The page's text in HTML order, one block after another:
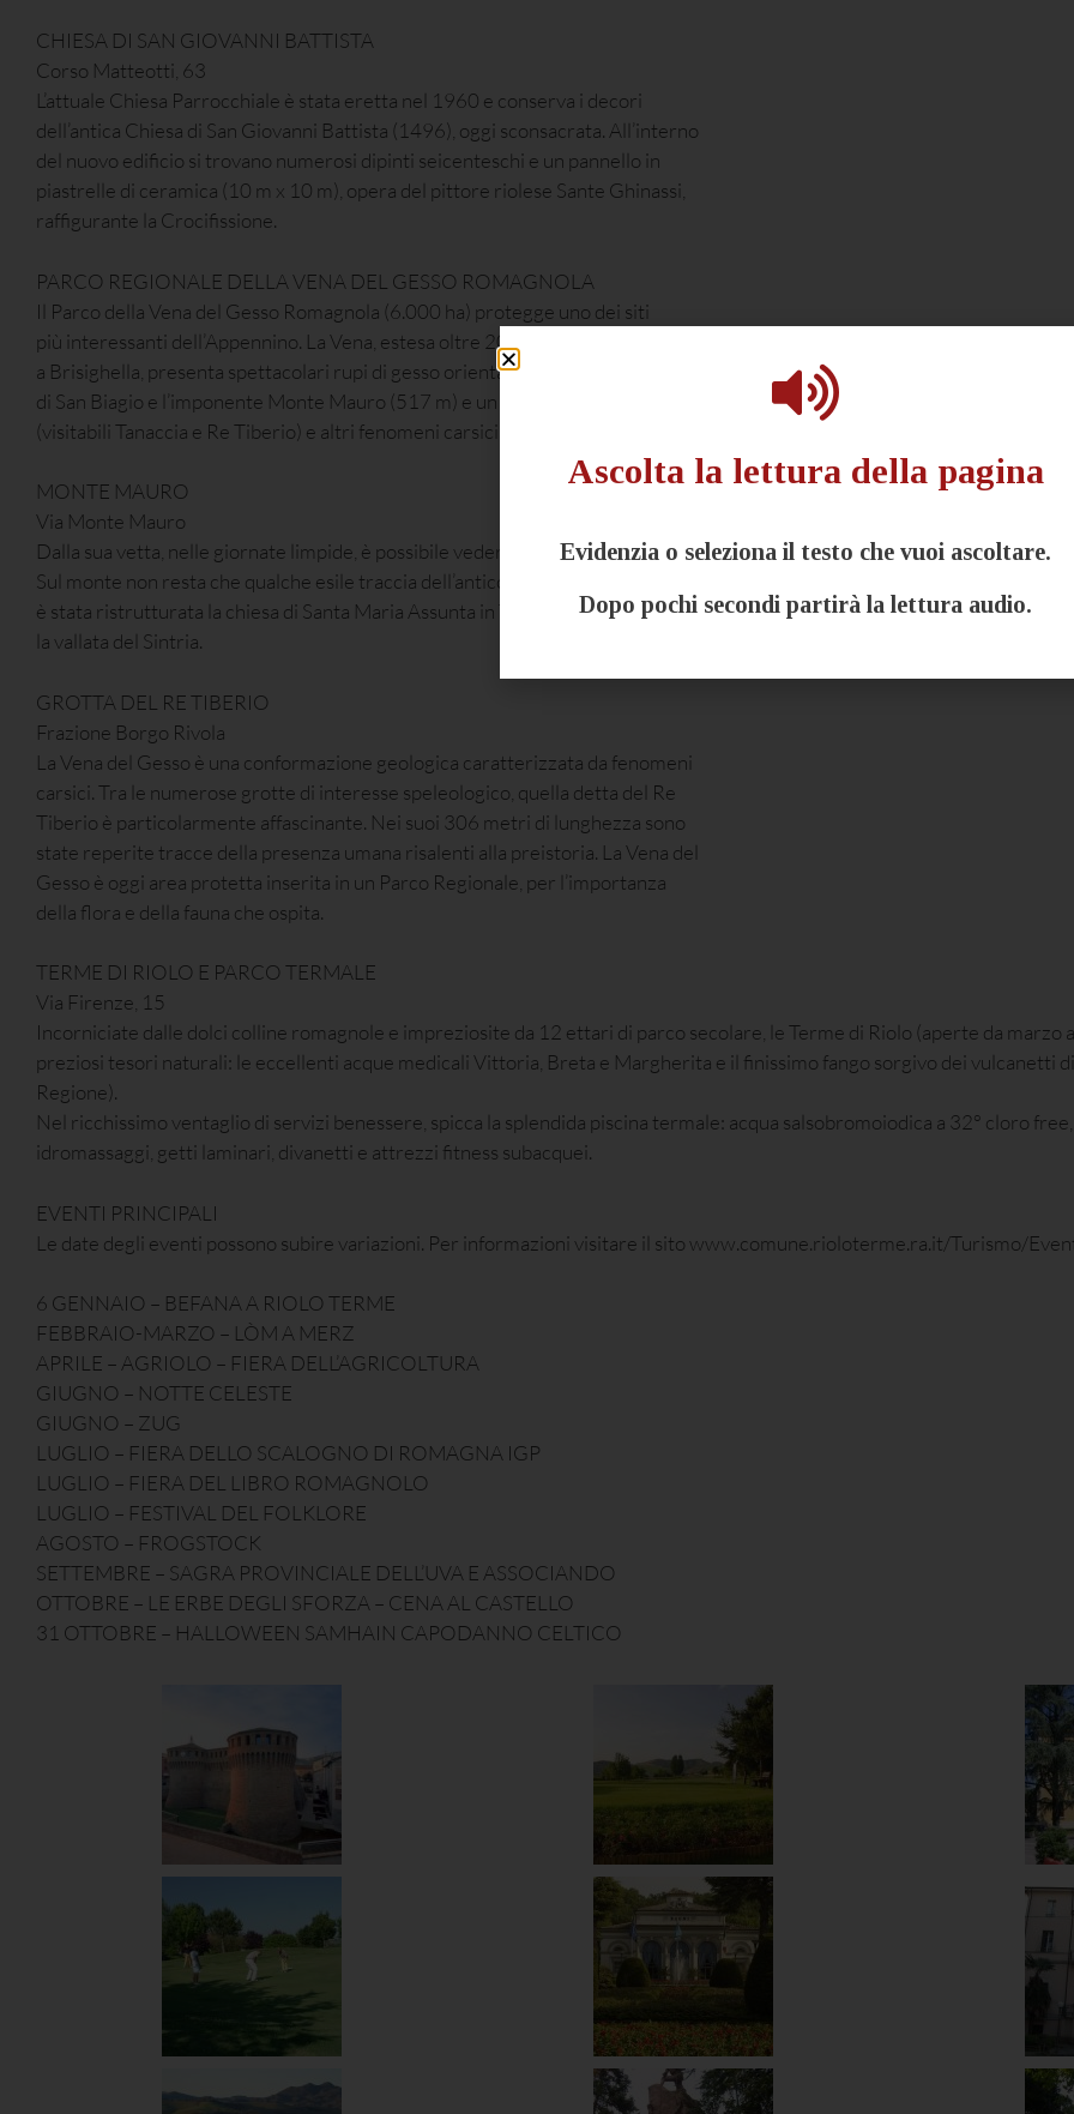
CHIESA DI SAN GIOVANNI BATTISTA
Corso Matteotti, 63
L’attuale Chiesa Parrocchiale è stata eretta nel 1960 e conserva i decori
dell’antica Chiesa di San Giovanni Battista (1496), oggi sconsacrata. All’interno
del nuovo edificio si trovano numerosi dipinti seicenteschi e un pannello in
piastrelle di ceramica (10 m x 10 m), opera del pittore riolese Sante Ghinassi,
raffigurante la Crocifissione.
PARCO REGIONALE DELLA VENA DEL GESSO ROMAGNOLA
Il Parco della Vena del Gesso Romagnola (6.000 ha) protegge uno dei siti
più interessanti dell’Appennino. La Vena, estesa oltre 20 Km dall’imolese fino
a Brisighella, presenta spettacolari rupi di gesso orientate a sud, come la Riva
di San Biagio e l’imponente Monte Mauro (517 m) e un vasto sistema di grotte
(visitabili Tanaccia e Re Tiberio) e altri fenomeni carsici.
MONTE MAURO
Via Monte Mauro
Dalla sua vetta, nelle giornate limpide, è possibile vedere il mare e le Prealpi.
Sul monte non resta che qualche esile traccia dell’antico castello. Recentemente
è stata ristrutturata la chiesa di Santa Maria Assunta in Tiberiaci che domina
la vallata del Sintria.
GROTTA DEL RE TIBERIO
Frazione Borgo Rivola
La Vena del Gesso è una conformazione geologica caratterizzata da fenomeni
carsici. Tra le numerose grotte di interesse speleologico, quella detta del Re
Tiberio è particolarmente affascinante. Nei suoi 306 metri di lunghezza sono
state reperite tracce della presenza umana risalenti alla preistoria. La Vena del
Gesso è oggi area protetta inserita in un Parco Regionale, per l’importanza
della flora e della fauna che ospita.
TERME DI RIOLO E PARCO TERMALE
Via Firenze, 15
Incorniciate dalle dolci colline romagnole e impreziosite da 12 ettari di parco secolare, le Terme di Riolo (aperte da marzo
preziosi tesori naturali: le eccellenti acque medicali Vittoria, Breta e Margherita e il finissimo fango sorgivo dei vulcanetti
Regione).
Nel ricchissimo ventaglio di servizi benessere, spicca la splendida piscina termale: acqua salsobromoiodica a 32° cloro
idromassaggi, getti laminari, divanetti e attrezzi fitness subacquei.
EVENTI PRINCIPALI
Le date degli eventi possono subire variazioni. Per informazioni visitare il sito www.comune.rioloterme.ra.it/Turismo/
6 GENNAIO – BEFANA A RIOLO TERME
FEBBRAIO-MARZO – LÒM A MERZ
APRILE – AGRIOLO – FIERA DELL’AGRICOLTURA
GIUGNO – NOTTE CELESTE
GIUGNO – ZUG
LUGLIO – FIERA DELLO SCALOGNO DI ROMAGNA IGP
LUGLIO – FIERA DEL LIBRO ROMAGNOLO
LUGLIO – FESTIVAL DEL FOLKLORE
AGOSTO – FROGSTOCK
SETTEMBRE – SAGRA PROVINCIALE DELL’UVA E ASSOCIANDO
OTTOBRE – LE ERBE DEGLI SFORZA – CENA AL CASTELLO
31 OTTOBRE – HALLOWEEN SAMHAIN CAPODANNO CELTICO
Ascolta la lettura della pagina
Evidenzia o seleziona il testo che vuoi ascoltare.
Dopo pochi secondi partirà la lettura audio.